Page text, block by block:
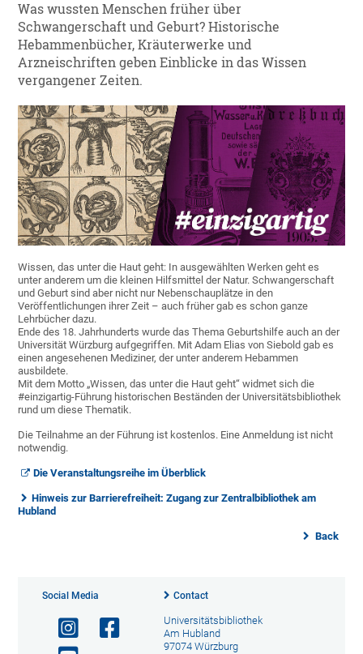
Was wussten Menschen früher über
Schwangerschaft und Geburt? Historische
Hebammenbücher, Kräuterwerke und
Arzneischriften geben Einblicke in das Wissen
vergangener Zeiten.
Wissen, das unter die Haut geht: In ausgewählten Werken geht es
unter anderem um die kleinen Hilfsmittel der Natur. Schwangerschaft
und Geburt sind aber nicht nur Nebenschauplätze in den
Veröffentlichungen ihrer Zeit – auch früher gab es schon ganze
Lehrbücher dazu.
Ende des 18. Jahrhunderts wurde das Thema Geburtshilfe auch an der
Universität Würzburg aufgegriffen. Mit Adam Elias von Siebold gab es
einen angesehenen Mediziner, der unter anderem Hebammen
ausbildete.
Mit dem Motto „Wissen, das unter die Haut geht“ widmet sich die
#einzigartig-Führung historischen Beständen der Universitätsbibliothek
rund um diese Thematik.
Die Teilnahme an der Führung ist kostenlos. Eine Anmeldung ist nicht
notwendig.
Die Veranstaltungsreihe im Überblick
Hinweis zur Barrierefreiheit: Zugang zur Zentralbibliothek am
Hubland
Back
Social Media Contact
Universitätsbibliothek
Am Hubland
97074 Würzburg